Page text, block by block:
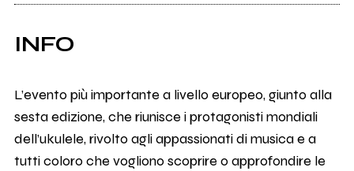
INFO
L’evento più importante a livello europeo, giunto alla
sesta edizione, che riunisce i protagonisti mondiali
dell’ukulele, rivolto agli appassionati di musica e a
tutti coloro che vogliono scoprire o approfondire le